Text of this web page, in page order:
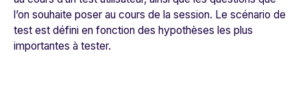
l’on souhaite poser au cours de la session. Le scénario de
test est défini en fonction des hypothèses les plus
importantes à tester.